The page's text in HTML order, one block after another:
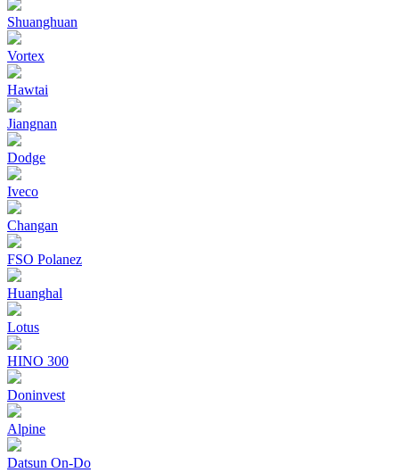
Shuanghuan
Vortex
Hawtai
Jiangnan
Dodge
Iveco
Changan
FSO Polanez
Huanghal
Lotus
HINO 300
Doninvest
Alpine
Datsun On-Do